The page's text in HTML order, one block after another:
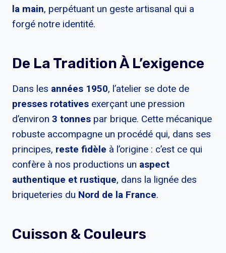
la main, perpétuant un geste artisanal qui a
forgé notre identité.
De La Tradition À L’exigence
Dans les années 1950, l’atelier se dote de
presses rotatives exerçant une pression
d’environ 3 tonnes par brique. Cette mécanique
robuste accompagne un procédé qui, dans ses
principes, reste fidèle à l’origine : c’est ce qui
confère à nos productions un aspect
authentique et rustique, dans la lignée des
briqueteries du Nord de la France.
Cuisson & Couleurs